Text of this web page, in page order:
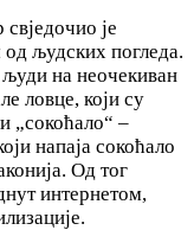
је
људских погледа.
људи на неочекиван
ловце, који су
„сокоћало“ –
напаја сокоћало
Од тог
интернетом,